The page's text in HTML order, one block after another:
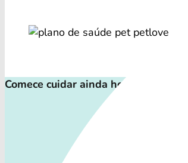
Comece cuidar ainda hoje!
Plano